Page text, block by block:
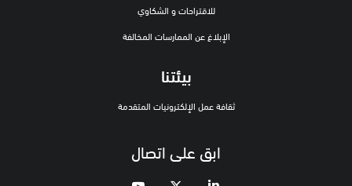
للاقتراحات و الشكاوي
الإبلاغ عن الممارسات المخالفة
بيئتنا
ثقافة عمل الإلكترونيات المتقدمة
ابق على اتصال